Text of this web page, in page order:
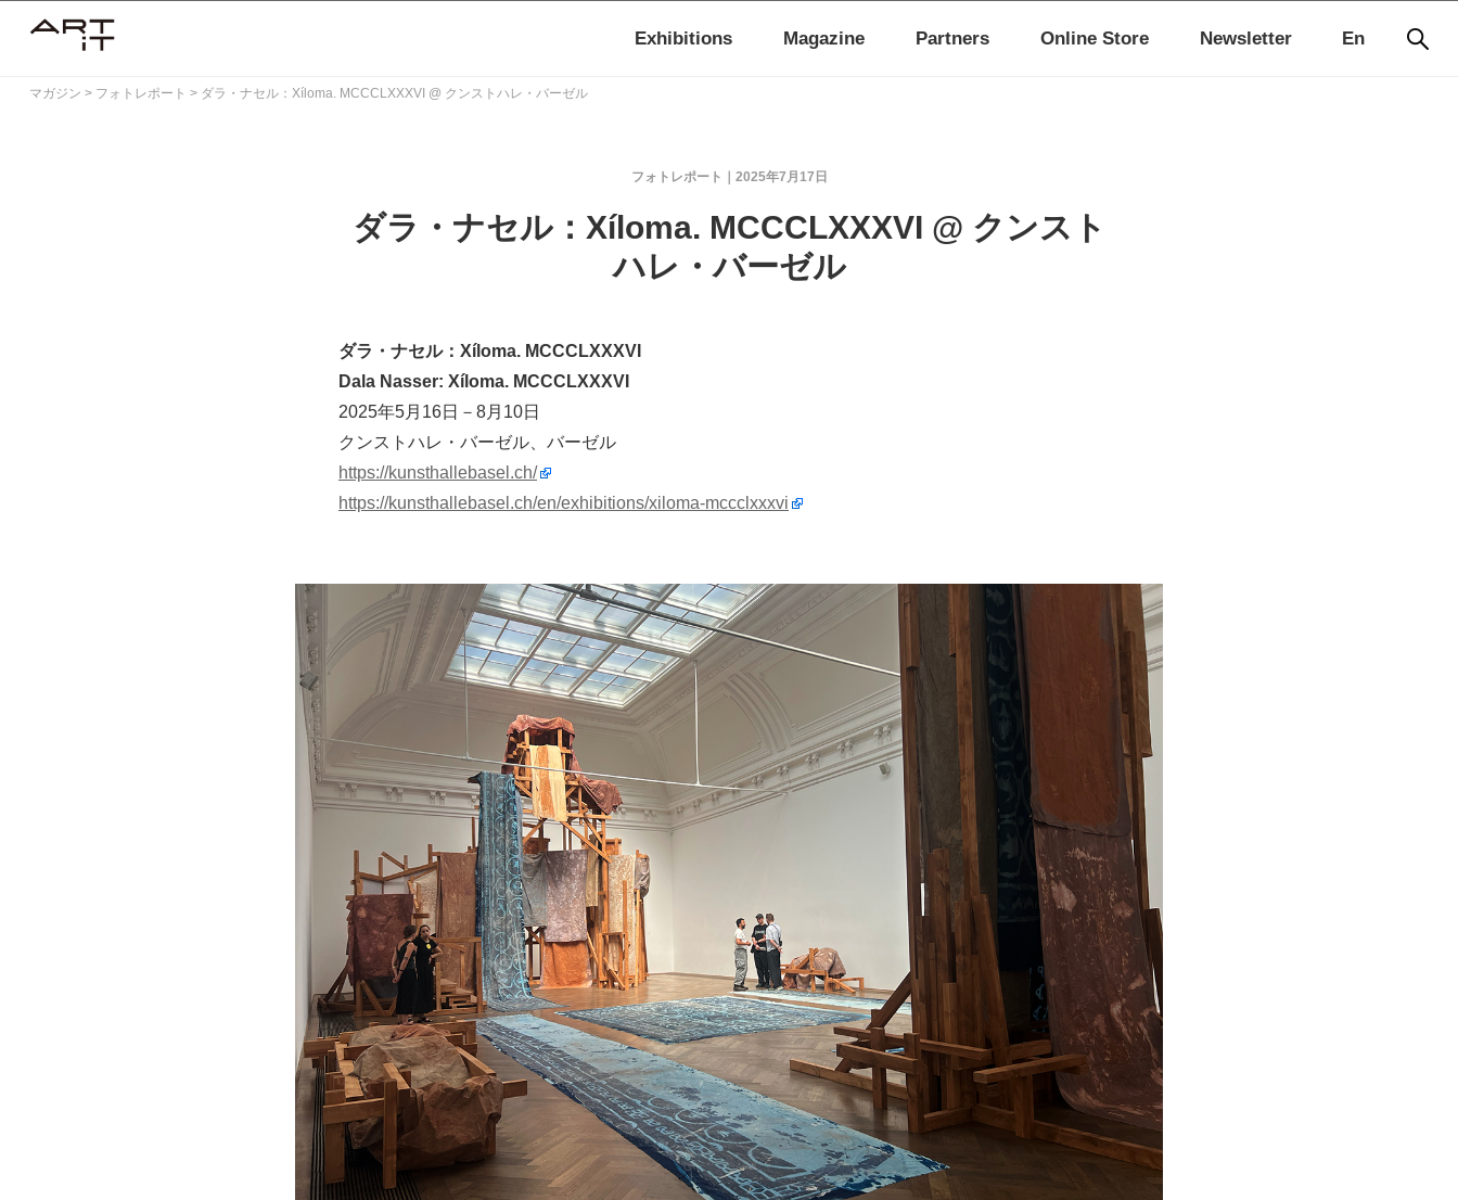
En
Exhibitions Magazine Partners Online Store Newsletter
マガジン > フォトレポート > ダラ・ナセル：Xíloma. MCCCLXXXVI @ クンストハレ・バーゼル
2025年7月17日
フォトレポート
ダラ・ナセル：Xíloma. MCCCLXXXVI @ クンスト
ハレ・バーゼル
ダラ・ナセル：Xíloma. MCCCLXXXVI
Dala Nasser: Xíloma. MCCCLXXXVI
2025年5月16日－8月10日
クンストハレ・バーゼル、バーゼル
https://kunsthallebasel.ch/
https://kunsthallebasel.ch/en/exhibitions/xiloma-mccclxxxvi